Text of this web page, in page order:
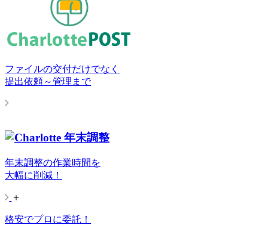
ファイルの交付だけでなく
提出依頼～管理まで
年末調整の作業時間を
大幅に削減！
＋
格安でプロに委託！